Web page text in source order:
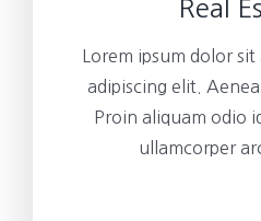
Real
Lorem ipsum dolor
adipiscing elit.
Proin aliquam odio
ullamcorper